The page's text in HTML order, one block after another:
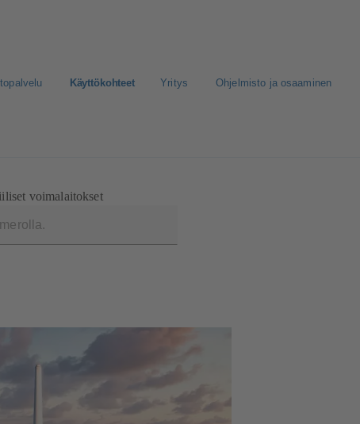
Käyttökohteet Yritys Ohjelmisto ja osaaminen
voimalaitokset